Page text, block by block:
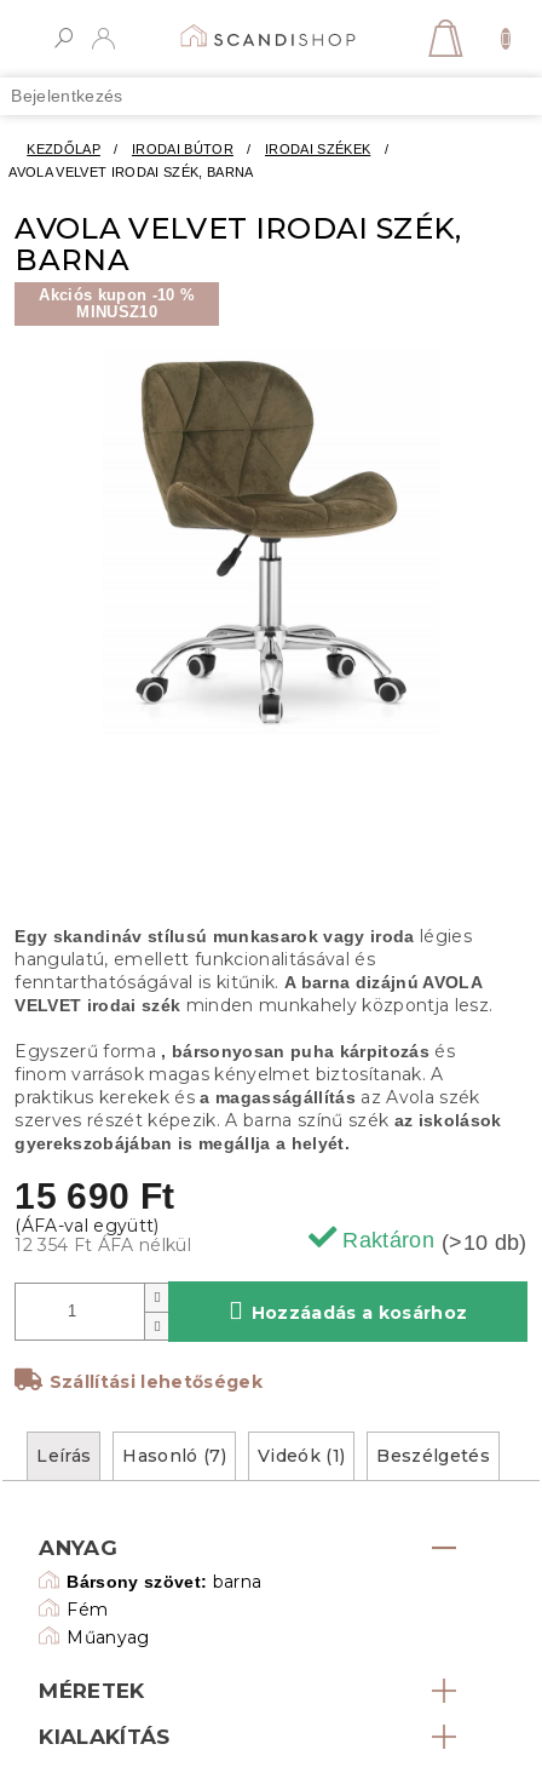
Bejelentkezés
KOSÁR
KEZDŐLAP / IRODAI BÚTOR / IRODAI SZÉKEK
/
AVOLA VELVET IRODAI SZÉK, BARNA
AVOLA VELVET IRODAI SZÉK,
BARNA
Akciós kupon -10 %
MINUSZ10
15 690 Ft
12 354 Ft ÁFA nélkül Raktáron (>10 db)
Szállítási lehetőségek
Hozzáadás a kosárhoz
Egy skandináv stílusú munkasarok vagy iroda légies
hangulatú, emellett funkcionalitásával és
fenntarthatóságával is kitűnik. A barna dizájnú AVOLA
VELVET irodai szék minden munkahely központja lesz.
Egyszerű forma , bársonyosan puha kárpitozás és
finom varrások magas kényelmet biztosítanak. A
praktikus kerekek ésa magasságállítás az Avola szék
szerves részét képezik. A barna színű szék az iskolások
gyerekszobájában is megállja a helyét.
Leírás Hasonló (7) Videók (1) Beszélgetés
ANYAG
Bársony szövet: barna
Fém
Műanyag
MÉRETEK
KIALAKÍTÁS